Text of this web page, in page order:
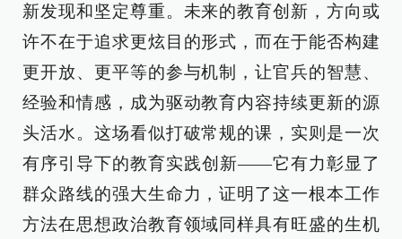
新发现和坚定尊重。未来的教育创新，方向或
许不在于追求更炫目的形式，而在于能否构建
更开放、更平等的参与机制，让官兵的智慧、
经验和情感，成为驱动教育内容持续更新的源
头活水。这场看似打破常规的课，实则是一次
有序引导下的教育实践创新——它有力彰显了
群众路线的强大生命力，证明了这一根本工作
方法在思想政治教育领域同样具有旺盛的生机